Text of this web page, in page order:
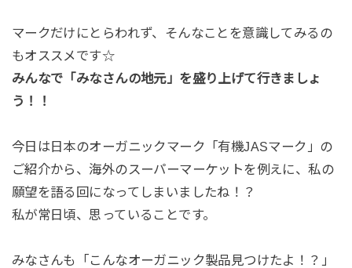
マークだけにとらわれず、そんなことを意識してみるの
もオススメです☆
みんなで「みなさんの地元」を盛り上げて行きましょ
う！！
今日は日本のオーガニックマーク「有機JASマーク」の
ご紹介から、海外のスーパーマーケットを例えに、私の
願望を語る回になってしまいましたね！？
私が常日頃、思っていることです。
みなさんも「こんなオーガニック製品見つけたよ！？」